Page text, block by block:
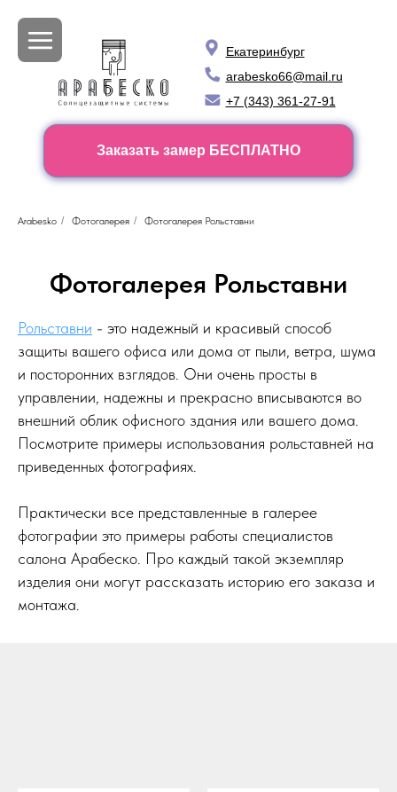
Екатеринбург
arabesko66@mail.ru
+7 (343) 361-27-91
Заказать замер БЕСПЛАТНО
Arabesko / Фотогалерея / Фотогалерея Рольставни
Фотогалерея Рольставни
Рольставни - это надежный и красивый способ
защиты вашего офиса или дома от пыли, ветра, шума
и посторонних взглядов. Они очень просты в
управлении, надежны и прекрасно вписываются во
внешний облик офисного здания или вашего дома.
Посмотрите примеры использования рольставней на
приведенных фотографиях.
Практически все представленные в галерее
фотографии это примеры работы специалистов
салона Арабеско. Про каждый такой экземпляр
изделия они могут рассказать историю его заказа и
монтажа.